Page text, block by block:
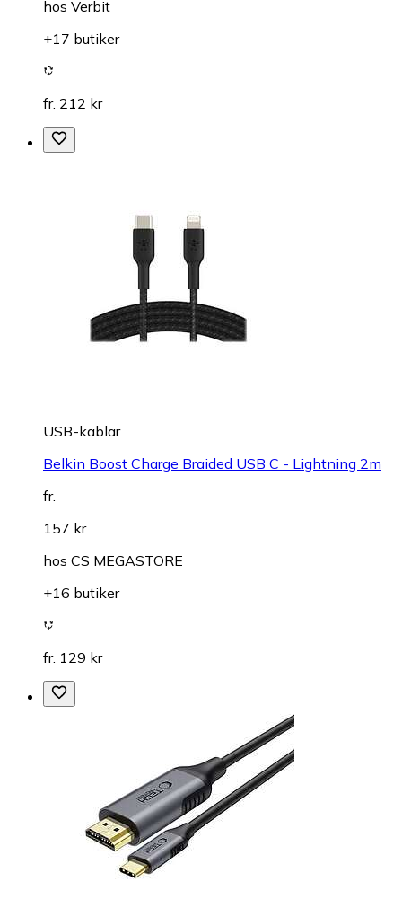
hos Verbit
+17 butiker
fr. 212 kr
USB-kablar
Belkin Boost Charge Braided USB C - Lightning 2m
fr.
157 kr
hos CS MEGASTORE
+16 butiker
fr. 129 kr